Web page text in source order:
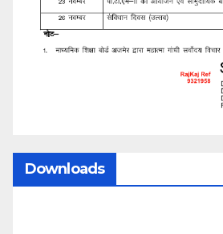
Downloads